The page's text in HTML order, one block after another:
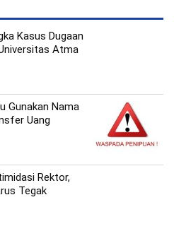
Kasus Dugaan
Atma
Gunakan Nama
Uang
Rektor,
Tegak